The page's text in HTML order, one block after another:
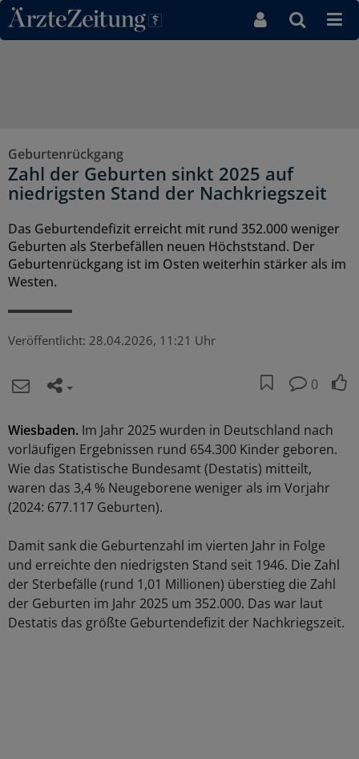
Direkt zum Inhaltsbereich
Geburtenrückgang
Zahl der Geburten sinkt 2025 auf
niedrigsten Stand der Nachkriegszeit
Das Geburtendefizit erreicht mit rund 352.000 weniger
Geburten als Sterbefällen neuen Höchststand. Der
Geburtenrückgang ist im Osten weiterhin stärker als im
Westen.
Veröffentlicht: 28.04.2026, 11:21 Uhr
0
Wiesbaden. Im Jahr 2025 wurden in Deutschland nach
vorläufigen Ergebnissen rund 654.300 Kinder geboren.
Wie das Statistische Bundesamt (Destatis) mitteilt,
waren das 3,4 % Neugeborene weniger als im Vorjahr
(2024: 677.117 Geburten).
Damit sank die Geburtenzahl im vierten Jahr in Folge
und erreichte den niedrigsten Stand seit 1946. Die Zahl
der Sterbefälle (rund 1,01 Millionen) überstieg die Zahl
der Geburten im Jahr 2025 um 352.000. Das war laut
Destatis das größte Geburtendefizit der Nachkriegszeit.